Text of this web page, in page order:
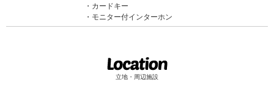
カードキー
モニター付インターホン
立地・周辺施設